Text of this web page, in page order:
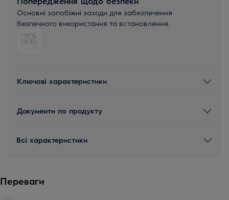
Основні запобіжні заходи для забезпечення
безпечного використання та встановлення.
Ключові характеристики
Документи по продукту
Всі характеристики
Переваги